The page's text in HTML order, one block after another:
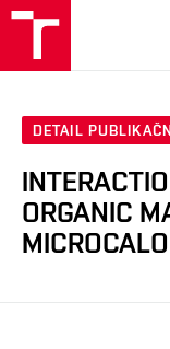
DETAIL
ORGANIC